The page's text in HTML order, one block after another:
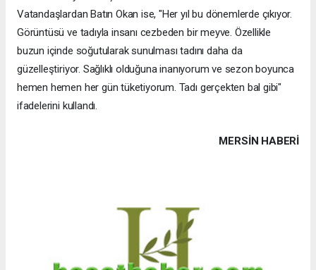
Vatandaşlardan Batın Okan ise, "Her yıl bu dönemlerde çıkıyor.
Görüntüsü ve tadıyla insanı cezbeden bir meyve. Özellikle
buzun içinde soğutularak sunulması tadını daha da
güzelleştiriyor. Sağlıklı olduğuna inanıyorum ve sezon boyunca
hemen hemen her gün tüketiyorum. Tadı gerçekten bal gibi"
ifadelerini kullandı.
MERSIN HABERİ